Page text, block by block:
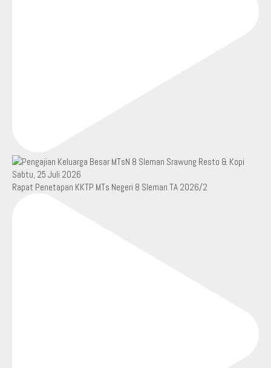
Rapat Penetapan KKTP MTs Negeri 8 Sleman TA 2026/2